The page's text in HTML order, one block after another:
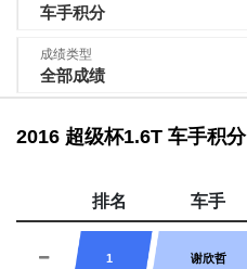
车手积分
成绩类型
全部成绩
2016 超级杯1.6T 车手积分
排名 车手
1 谢欣哲